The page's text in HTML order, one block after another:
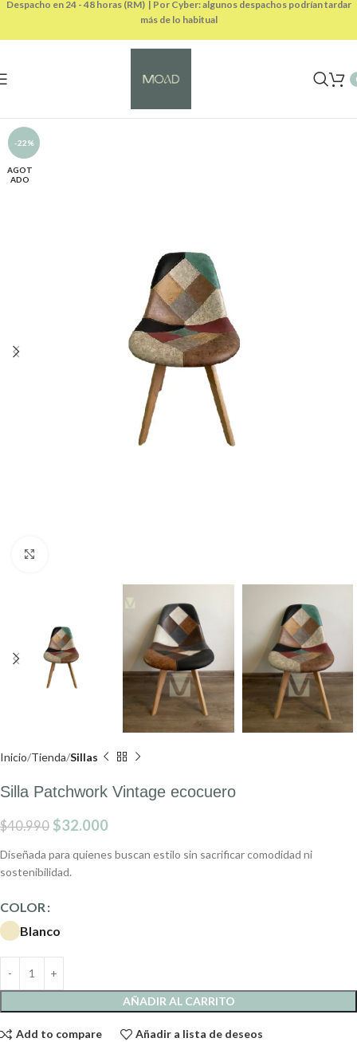
-22%
AGOT
ADO
Inicio Tienda Sillas
Silla Patchwork Vintage ecocuero
$40.990 $32.000
Diseñada para quienes buscan estilo sin sacrificar comodidad ni
sostenibilidad.
COLOR
Blanco
AÑADIR AL CARRITO
Add to compare Añadir a lista de deseos
Despacho en 24 - 48 horas (RM) | Por Cyber: algunos despachos podrían tardar
más de lo habitual